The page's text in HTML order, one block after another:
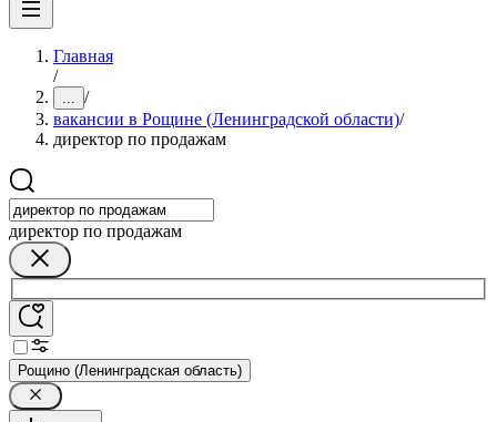
Главная
/
... /
вакансии в Рощине (Ленинградской области)/
директор по продажам
директор по продажам
Рощино (Ленинградская область)